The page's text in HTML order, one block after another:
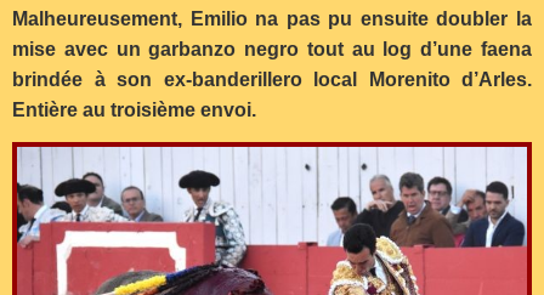
Malheureusement, Emilio na pas pu ensuite doubler la
mise avec un garbanzo negro tout au log d’une faena
brindée à son ex-banderillero local Morenito d’Arles.
Entière au troisième envoi.